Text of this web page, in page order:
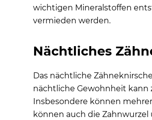
wichtigen Mineralstoffen
vermieden werden.
Nächtliches
Das nächtliche
nächtliche Gewohnheit kann
Insbesondere können
können auch die